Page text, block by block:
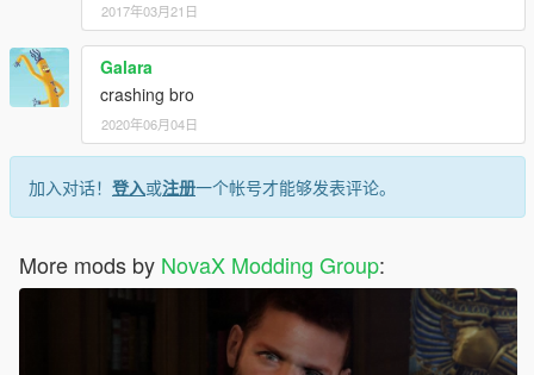
2017年03月21日
Galara
crashing bro
2020年06月04日
加入对话！ 登入或注册一个帐号才能够发表评论。
More mods by NovaX Modding Group: